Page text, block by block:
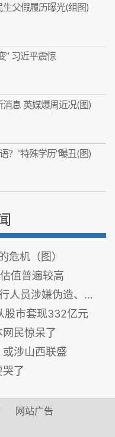
父假履历曝光(组图)
” 习近平震惊
息 英媒爆周近况(图)
？“特殊学历”曝丑(图)
机（图）
值普遍较高
嫌伪造、变造票证
股市套现332亿元
民惊呆了
涉山西联盛
了
网站广告